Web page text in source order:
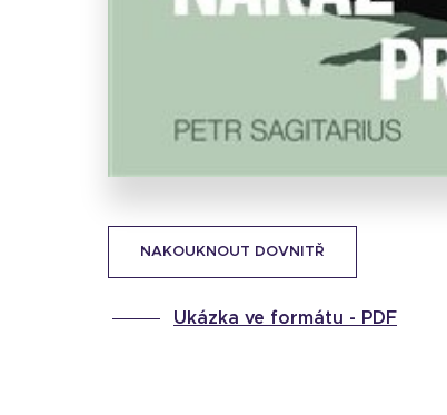
NAKOUKNOUT DOVNITŘ
Ukázka ve formátu - PDF